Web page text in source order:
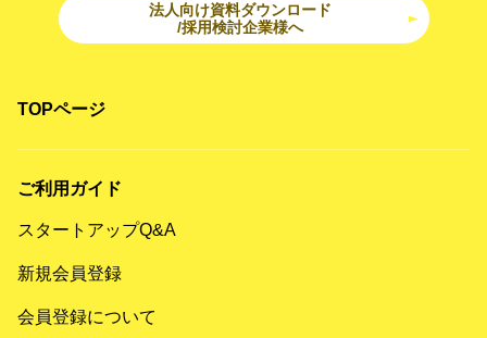
法人向け資料ダウンロード
/採用検討企業様へ
TOPページ
ご利用ガイド
スタートアップQ&A
新規会員登録
会員登録について